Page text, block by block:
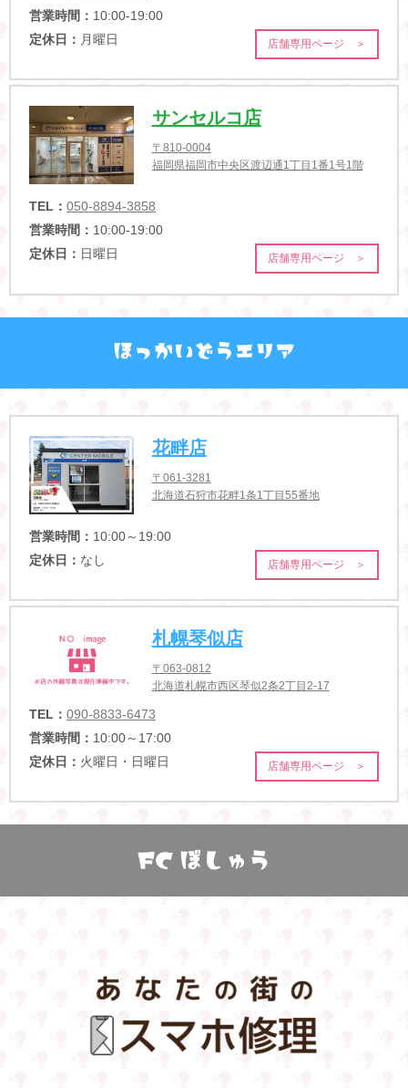
営業時間： 10:00-19:00
定休日： 月曜日 店舗専用ページ ＞
サンセルコ店
〒810-0004
福岡県福岡市中央区渡辺通1丁目1番1号1階
TEL： 050-8894-3858
営業時間： 10:00-19:00
定休日： 日曜日 店舗専用ページ ＞
花畔店
〒061-3281
北海道石狩市花畔1条1丁目55番地
営業時間： 10:00～19:00
定休日： なし 店舗専用ページ ＞
札幌琴似店
〒063-0812
北海道札幌市西区琴似2条2丁目2-17
TEL： 090-8833-6473
営業時間： 10:00～17:00
定休日： 火曜日・日曜日 店舗専用ページ ＞